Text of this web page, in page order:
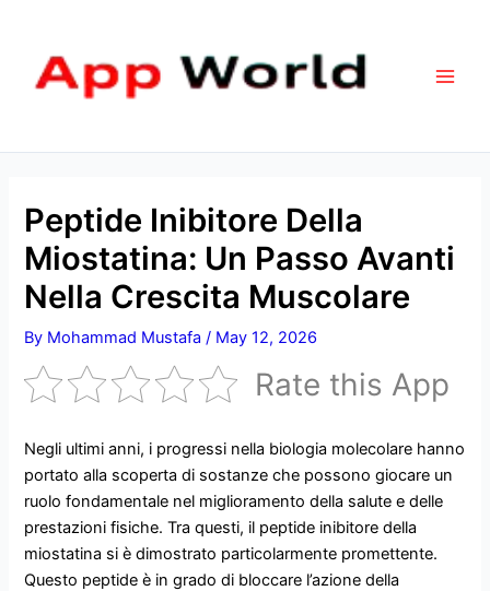
content
Peptide Inibitore Della
Miostatina: Un Passo Avanti
Nella Crescita Muscolare
By Mohammad Mustafa/ May 12, 2026
Rate this App
Negli ultimi anni, i progressi nella biologia molecolare hanno
portato alla scoperta di sostanze che possono giocare un
ruolo fondamentale nel miglioramento della salute e delle
prestazioni fisiche. Tra questi, il peptide inibitore della
miostatina si è dimostrato particolarmente promettente.
Questo peptide è in grado di bloccare l’azione della